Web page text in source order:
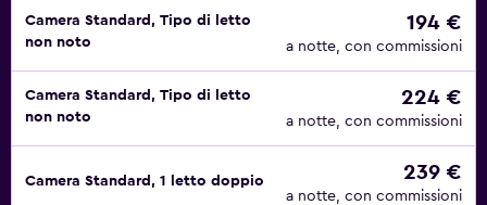
Camera Standard, Tipo di letto
non noto
194 €
a notte, con commissioni
Camera Standard, Tipo di letto
non noto
224 €
a notte, con commissioni
Camera Standard, 1 letto doppio 239 €
a notte, con commissioni